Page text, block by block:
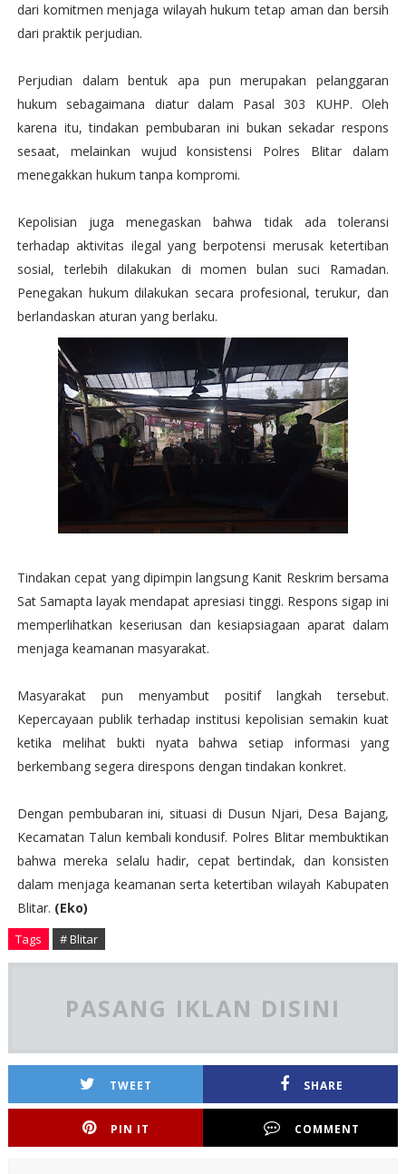
dari komitmen menjaga wilayah hukum tetap aman dan bersih
dari praktik perjudian.
Perjudian dalam bentuk apa pun merupakan pelanggaran
hukum sebagaimana diatur dalam Pasal 303 KUHP. Oleh
karena itu, tindakan pembubaran ini bukan sekadar respons
sesaat, melainkan wujud konsistensi Polres Blitar dalam
menegakkan hukum tanpa kompromi.
Kepolisian juga menegaskan bahwa tidak ada toleransi
terhadap aktivitas ilegal yang berpotensi merusak ketertiban
sosial, terlebih dilakukan di momen bulan suci Ramadan.
Penegakan hukum dilakukan secara profesional, terukur, dan
berlandaskan aturan yang berlaku.
Tindakan cepat yang dipimpin langsung Kanit Reskrim bersama
Sat Samapta layak mendapat apresiasi tinggi. Respons sigap ini
memperlihatkan keseriusan dan kesiapsiagaan aparat dalam
menjaga keamanan masyarakat.
Masyarakat pun menyambut positif langkah tersebut.
Kepercayaan publik terhadap institusi kepolisian semakin kuat
ketika melihat bukti nyata bahwa setiap informasi yang
berkembang segera direspons dengan tindakan konkret.
Dengan pembubaran ini, situasi di Dusun Njari, Desa Bajang,
Kecamatan Talun kembali kondusif. Polres Blitar membuktikan
bahwa mereka selalu hadir, cepat bertindak, dan konsisten
dalam menjaga keamanan serta ketertiban wilayah Kabupaten
Blitar. (Eko)
Tags # Blitar
PASANG IKLAN DISINI
TWEET SHARE
PIN IT COMMENT